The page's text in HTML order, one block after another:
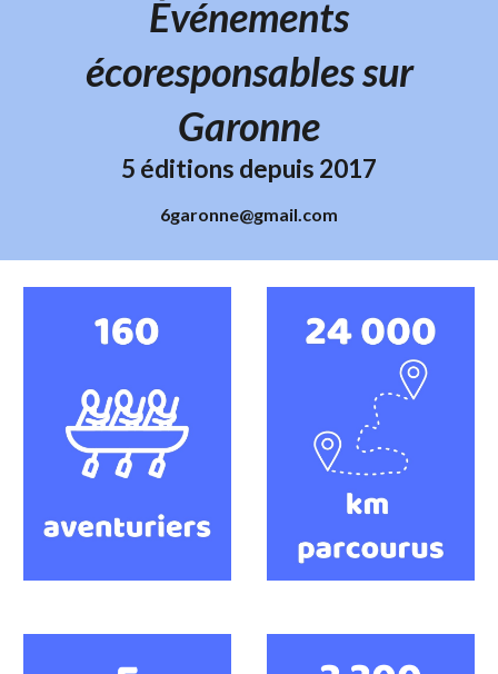
Événements
écoresponsables sur
Garonne
5 éditions depuis 2017
6garonne@gmail.com